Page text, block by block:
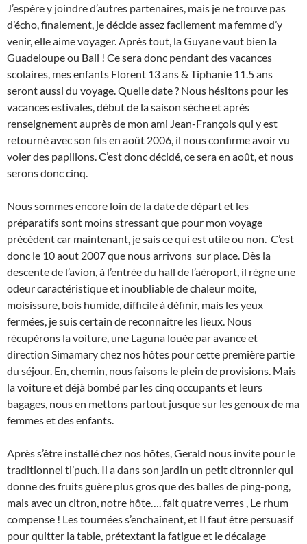
J’espère y joindre d’autres partenaires, mais je ne trouve pas
d’écho, finalement, je décide assez facilement ma femme d’y
venir, elle aime voyager. Après tout, la Guyane vaut bien la
Guadeloupe ou Bali ! Ce sera donc pendant des vacances
scolaires, mes enfants Florent 13 ans & Tiphanie 11.5 ans
seront aussi du voyage. Quelle date ? Nous hésitons pour les
vacances estivales, début de la saison sèche et après
renseignement auprès de mon ami Jean-François qui y est
retourné avec son fils en août 2006, il nous confirme avoir vu
voler des papillons. C’est donc décidé, ce sera en août, et nous
serons donc cinq.
Nous sommes encore loin de la date de départ et les
préparatifs sont moins stressant que pour mon voyage
précèdent car maintenant, je sais ce qui est utile ou non. C’est
donc le 10 aout 2007 que nous arrivons sur place. Dès la
descente de l’avion, à l’entrée du hall de l’aéroport, il règne une
odeur caractéristique et inoubliable de chaleur moite,
moisissure, bois humide, difficile à définir, mais les yeux
fermées, je suis certain de reconnaitre les lieux. Nous
récupérons la voiture, une Laguna louée par avance et
direction Simamary chez nos hôtes pour cette première partie
du séjour. En, chemin, nous faisons le plein de provisions. Mais
la voiture et déjà bombé par les cinq occupants et leurs
bagages, nous en mettons partout jusque sur les genoux de ma
femmes et des enfants.
Après s’être installé chez nos hôtes, Gerald nous invite pour le
traditionnel ti’puch. Il a dans son jardin un petit citronnier qui
donne des fruits guère plus gros que des balles de ping-pong,
mais avec un citron, notre hôte…. fait quatre verres , Le rhum
compense ! Les tournées s’enchaînent, et Il faut être persuasif
pour quitter la table, prétextant la fatigue et le décalage